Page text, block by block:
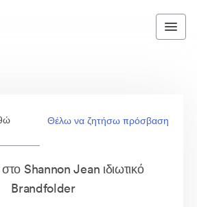
Θέλω να ζητήσω πρόσβαση
στο Shannon Jean ιδιωτικό
Brandfolder